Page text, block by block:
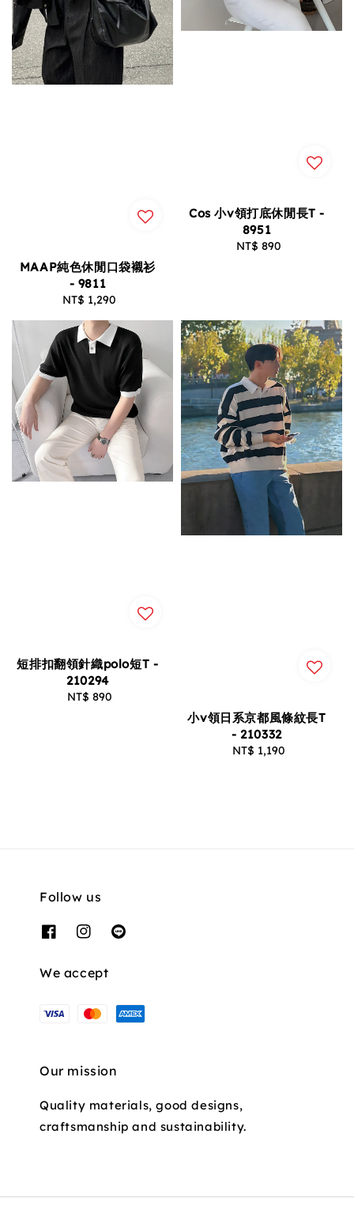
MAAP純色休閒口袋襯衫
- 9811
Regular
NT$ 1,290
Cos 小v領打底休閒長T -
8951
Regular
NT$ 890
短排扣翻領針織polo短T -
210294
Regular
NT$ 890
小v領日系京都風條紋長T
- 210332
Regular
NT$ 1,190
Follow us
We accept
Our mission
Quality materials, good designs,
craftsmanship and sustainability.